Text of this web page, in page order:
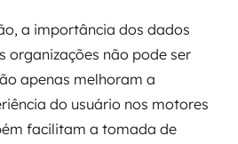
a importância dos dados
organizações não pode ser
apenas melhoram a
do usuário nos motores
facilitam a tomada de